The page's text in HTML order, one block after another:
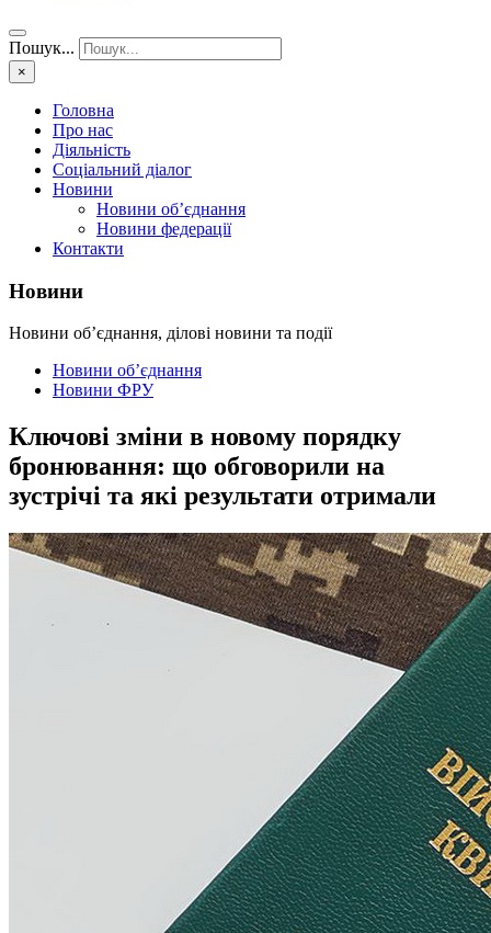
Пошук...
×
Головна
Про нас
Діяльність
Соціальний діалог
Новини
Новини об’єднання
Новини федерації
Контакти
Новини
Новини об’єднання, ділові новини та події
Новини об’єднання
Новини ФРУ
Ключові зміни в новому порядку
бронювання: що обговорили на
зустрічі та які результати отримали